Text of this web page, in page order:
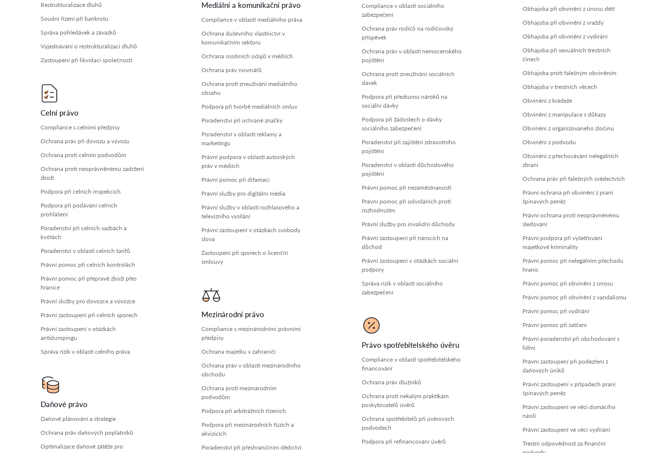
Restrukturalizace dluhů
Soudní řízení při bankrotu
Správa pohledávek a závazků
Vyjednávání o restrukturalizaci dluhů
Zastoupení při likvidaci společnosti
Celní právo
Compliance s celními předpisy
Ochrana práv při dovozu a vývozu
Ochrana proti celním podvodům
Ochrana proti neoprávněnému zadržení
zboží
Podpora při celních inspekcích
Podpora při podávání celních
prohlášení
Poradenství při celních sazbách a
kvótách
Poradenství v oblasti celních tarifů
Právní pomoc při celních kontrolách
Právní pomoc při přepravě zboží přes
hranice
Právní služby pro dovozce a vývozce
Právní zastoupení při celních sporech
Právní zastoupení v otázkách
antidumpingu
Správa rizik v oblasti celního práva
Daňové právo
Daňové plánování a strategie
Ochrana práv daňových poplatníků
Optimalizace daňové zátěže pro
Mediální a komunikační právo
Compliance v oblasti mediálního práva
Ochrana duševního vlastnictví v
komunikačním sektoru
Ochrana osobních údajů v médiích
Ochrana práv novinářů
Ochrana proti zneužívání mediálního
obsahu
Podpora při tvorbě mediálních smluv
Poradenství při ochraně značky
Poradenství v oblasti reklamy a
marketingu
Právní podpora v oblasti autorských
práv v médiích
Právní pomoc při difamaci
Právní služby pro digitální média
Právní služby v oblasti rozhlasového a
televizního vysílání
Právní zastoupení v otázkách svobody
slova
Zastoupení při sporech o licenční
smlouvy
Mezinárodní právo
Compliance s mezinárodními právními
předpisy
Ochrana majetku v zahraničí
Ochrana práv v oblasti mezinárodního
obchodu
Ochrana proti mezinárodním
podvodům
Podpora při arbitrážních řízeních
Podpora při mezinárodních fúzích a
akvizicích
Poradenství při přeshraničním dědictví
Compliance v oblasti sociálního
zabezpečení
Ochrana práv rodičů na rodičovský
příspěvek
Ochrana práv v oblasti nemocenského
pojištění
Ochrana proti zneužívání sociálních
dávek
Podpora při přezkumu nároků na
sociální dávky
Podpora při žádostech o dávky
sociálního zabezpečení
Poradenství při zajištění zdravotního
pojištění
Poradenství v oblasti důchodového
pojištění
Právní pomoc při nezaměstnanosti
Právní pomoc při odvoláních proti
rozhodnutím
Právní služby pro invalidní důchody
Právní zastoupení při nárocích na
důchod
Právní zastoupení v otázkách sociální
podpory
Správa rizik v oblasti sociálního
zabezpečení
Právo spotřebitelského úvěru
Compliance v oblasti spotřebitelského
financování
Ochrana práv dlužníků
Ochrana proti nekalým praktikám
poskytovatelů úvěrů
Ochrana spotřebitelů při úvěrových
podvodech
Podpora při refinancování úvěrů
Obhajoba při obvinění z únosu dětí
Obhajoba při obvinění z vraždy
Obhajoba při obvinění z vydírání
Obhajoba při sexuálních trestních
činech
Obhajoba proti falešným obviněním
Obhajoba v trestních věcech
Obvinění z krádeže
Obvinění z manipulace s důkazy
Obvinění z organizovaného zločinu
Obvinění z podvodu
Obvinění z přechovávání nelegálních
zbraní
Ochrana práv při falešných svědectvích
Právní ochrana při obvinění z praní
špinavých peněz
Právní ochrana proti neoprávněnému
sledování
Právní podpora při vyšetřování
majetkové kriminality
Právní pomoc při nelegálním přechodu
hranic
Právní pomoc při obvinění z únosu
Právní pomoc při obvinění z vandalismu
Právní pomoc při vydírání
Právní pomoc při zatčení
Právní poradenství při obchodování s
lidmi
Právní zastoupení při podezření z
daňových úniků
Právní zastoupení v případech praní
špinavých peněz
Právní zastoupení ve věci domácího
násilí
Právní zastoupení ve věci vydírání
Trestní odpovědnost za finanční